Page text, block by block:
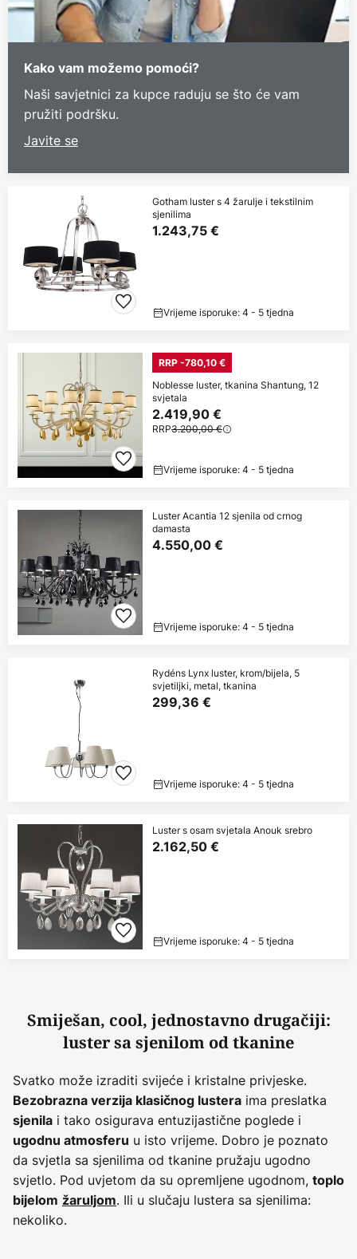
Kako vam možemo pomoći?
Naši savjetnici za kupce raduju se što će vam
pružiti podršku.
Javite se
Gotham luster s 4 žarulje i tekstilnim
sjenilima
1.243,75 €
Vrijeme isporuke: 4 - 5 tjedna
RRP -780,10 €
Noblesse luster, tkanina Shantung, 12
svjetala
2.419,90 €
RRP3.200,00 €
Vrijeme isporuke: 4 - 5 tjedna
Luster Acantia 12 sjenila od crnog
damasta
4.550,00 €
Vrijeme isporuke: 4 - 5 tjedna
Rydéns Lynx luster, krom/bijela, 5
svjetiljki, metal, tkanina
299,36 €
Vrijeme isporuke: 4 - 5 tjedna
Luster s osam svjetala Anouk srebro
2.162,50 €
Vrijeme isporuke: 4 - 5 tjedna
Smiješan, cool, jednostavno drugačiji:
luster sa sjenilom od tkanine
Svatko može izraditi svijeće i kristalne privjeske.
Bezobrazna verzija klasičnog lustera ima preslatka
sjenila i tako osigurava entuzijastične poglede i
ugodnu atmosferu u isto vrijeme. Dobro je poznato
da svjetla sa sjenilima od tkanine pružaju ugodno
svjetlo. Pod uvjetom da su opremljene ugodnom, toplo
bijelom žaruljom. Ili u slučaju lustera sa sjenilima:
nekoliko.